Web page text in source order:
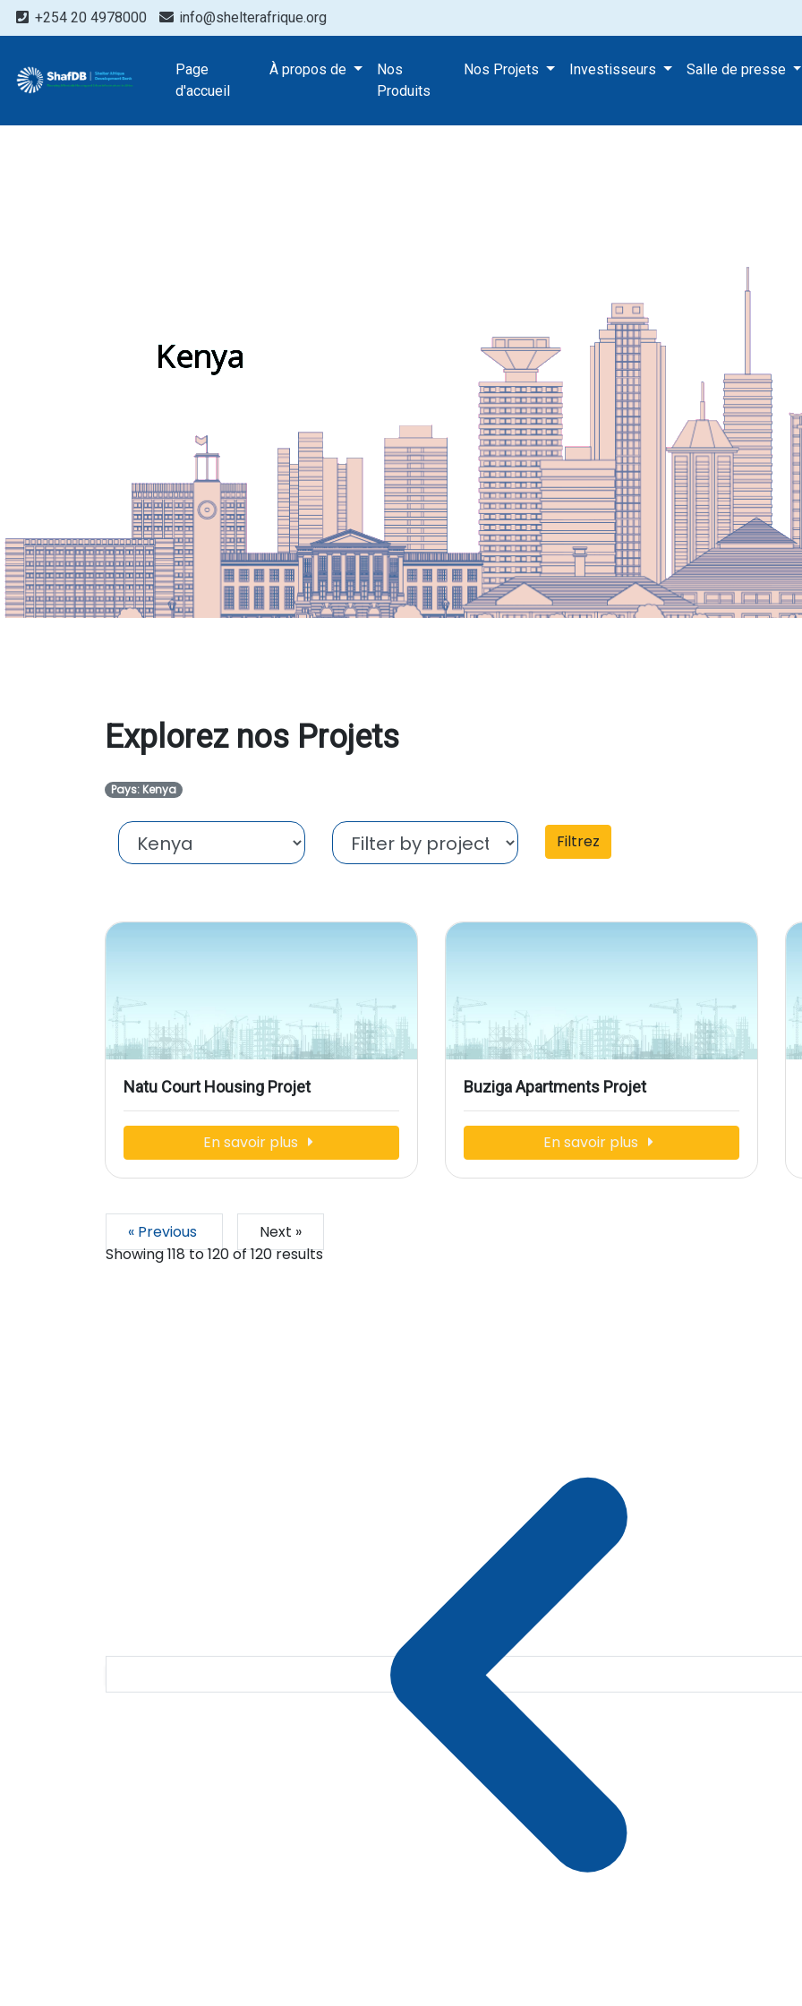
+254 20 4978000 info@shelterafrique.org
Page
d'accueil
À propos de
Nos
Produits
Nos Projets Investisseurs Salle de presse
Kenya
Explorez nos Projets
Pays: Kenya
Filtrez
Natu Court Housing Projet
En savoir plus
Buziga Apartments Projet
En savoir plus
« Previous
Next »
Showing118to120of120results